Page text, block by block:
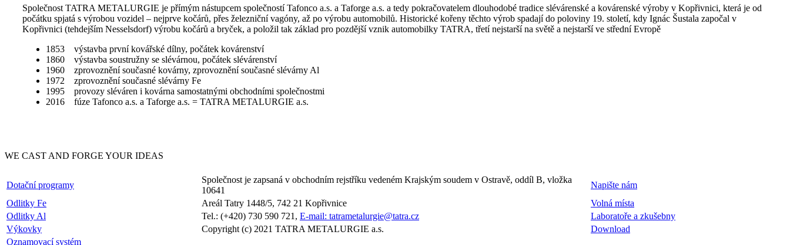
Společnost TATRA METALURGIE je přímým nástupcem společností Tafonco a.s. a Taforge a.s. a tedy pokračovatelem dlouhodobé tradice slévárenské a kovárenské výroby v Kopřivnici, která je od
počátku spjatá s výrobou vozidel – nejprve kočárů, přes železniční vagóny, až po výrobu automobilů. Historické kořeny těchto výrob spadají do poloviny 19. století, kdy Ignác Šustala započal v
Kopřivnici (tehdejším Nesselsdorf) výrobu kočárů a bryček, a položil tak základ pro pozdější vznik automobilky TATRA, třetí nejstarší na světě a nejstarší ve střední Evropě
1853 výstavba první kovářské dílny, počátek kovárenství
1860 výstavba soustružny se slévárnou, počátek slévárenství
1960 zprovoznění současné kovárny, zprovoznění současné slévárny Al
1972 zprovoznění současné slévárny Fe
1995 provozy sléváren i kovárna samostatnými obchodními společnostmi
2016 fúze Tafonco a.s. a Taforge a.s. = TATRA METALURGIE a.s.
WE CAST AND FORGE YOUR IDEAS
Dotační programy
Společnost je zapsaná v obchodním rejstříku vedeném Krajským soudem v Ostravě, oddíl B, vložka
10641
Napište nám
Odlitky Fe
Areál Tatry 1448/5, 742 21 Kopřivnice
Volná místa
Odlitky Al
Tel.: (+420) 730 590 721, E-mail: tatrametalurgie@tatra.cz
Laboratoře a zkušebny
Výkovky
Copyright (c) 2021 TATRA METALURGIE a.s.
Download
Oznamovací systém